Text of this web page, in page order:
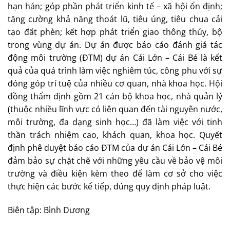
hạn hán; góp phần phát triển kinh tế – xã hội ổn định;
tăng cường khả năng thoát lũ, tiêu úng, tiêu chua cải
tạo đất phèn; kết hợp phát triển giao thông thủy, bộ
trong vùng dự án. Dự án được báo cáo đánh giá tác
động môi trường (ĐTM) dự án Cái Lớn – Cái Bé là kết
quả của quá trình làm việc nghiêm túc, công phu với sự
đóng góp trí tuệ của nhiều cơ quan, nhà khoa học. Hội
đồng thẩm định gồm 21 cán bộ khoa học, nhà quản lý
(thuộc nhiều lĩnh vực có liên quan đến tài nguyên nước,
môi trường, đa dạng sinh học…) đã làm việc với tinh
thần trách nhiệm cao, khách quan, khoa học. Quyết
định phê duyệt báo cáo ĐTM của dự án Cái Lớn – Cái Bé
đảm bảo sự chặt chẽ với những yêu cầu về bảo vệ môi
trường và điều kiện kèm theo để làm cơ sở cho việc
thực hiện các bước kế tiếp, đúng quy định pháp luật.
Biên tập: Bình Dương